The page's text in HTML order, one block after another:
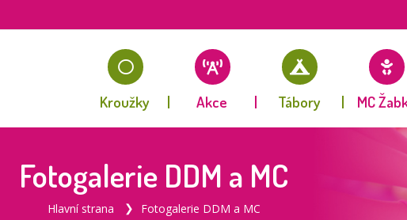
Kroužky Akce Tábory MC
Fotogalerie DDM a MC
Hlavní strana Fotogalerie DDM a MC